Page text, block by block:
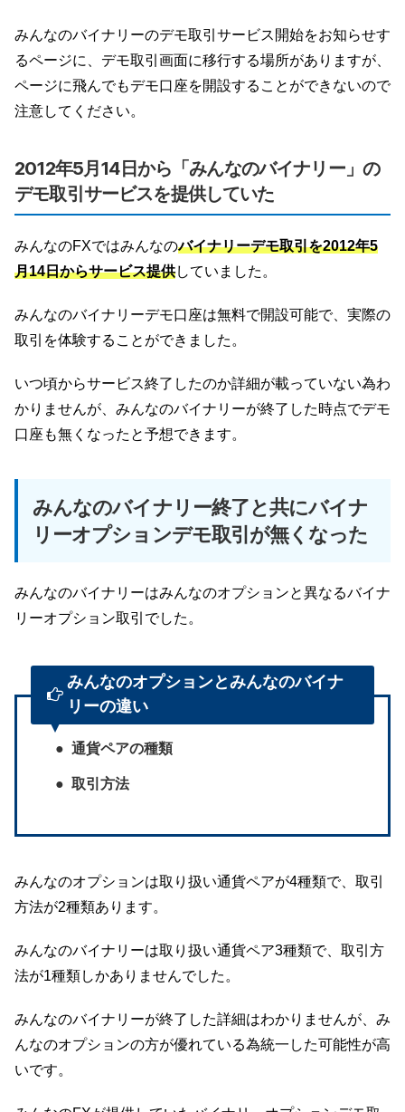
みんなのバイナリーのデモ取引サービス開始をお知らせす
るページに、デモ取引画面に移行する場所がありますが、
ページに飛んでもデモ口座を開設することができないので
注意してください。
2012年5月14日から「みんなのバイナリー」の
デモ取引サービスを提供していた
みんなのFXではみんなのバイナリーデモ取引を2012年5
月14日からサービス提供していました。
みんなのバイナリーデモ口座は無料で開設可能で、実際の
取引を体験することができました。
いつ頃からサービス終了したのか詳細が載っていない為わ
かりませんが、みんなのバイナリーが終了した時点でデモ
口座も無くなったと予想できます。
みんなのバイナリー終了と共にバイナ
リーオプションデモ取引が無くなった
みんなのバイナリーはみんなのオプションと異なるバイナ
リーオプション取引でした。
みんなのオプションとみんなのバイナ
リーの違い
通貨ペアの種類
取引方法
みんなのオプションは取り扱い通貨ペアが4種類で、取引
方法が2種類あります。
みんなのバイナリーは取り扱い通貨ペア3種類で、取引方
法が1種類しかありませんでした。
みんなのバイナリーが終了した詳細はわかりませんが、み
んなのオプションの方が優れている為統一した可能性が高
いです。